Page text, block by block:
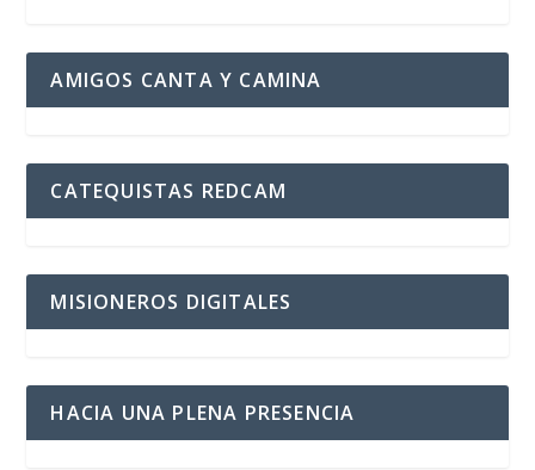
AMIGOS CANTA Y CAMINA
CATEQUISTAS REDCAM
MISIONEROS DIGITALES
HACIA UNA PLENA PRESENCIA